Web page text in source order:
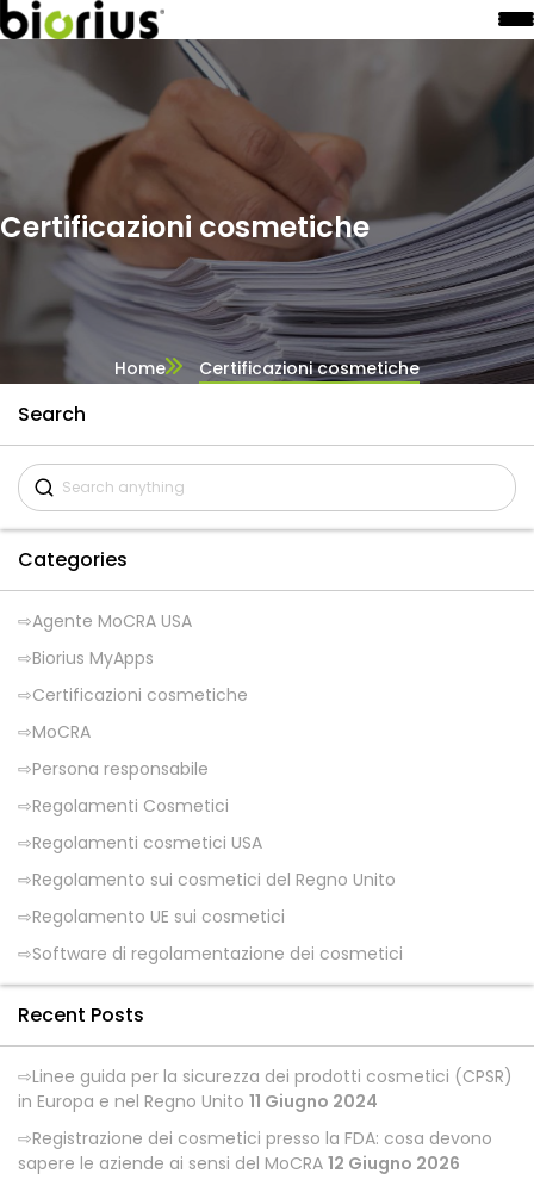
Certificazioni cosmetiche
Home Certificazioni cosmetiche
Search
Categories
Agente MoCRA USA
Biorius MyApps
Certificazioni cosmetiche
MoCRA
Persona responsabile
Regolamenti Cosmetici
Regolamenti cosmetici USA
Regolamento sui cosmetici del Regno Unito
Regolamento UE sui cosmetici
Software di regolamentazione dei cosmetici
Recent Posts
Linee guida per la sicurezza dei prodotti cosmetici (CPSR)
in Europa e nel Regno Unito 11 Giugno 2024
Registrazione dei cosmetici presso la FDA: cosa devono
sapere le aziende ai sensi del MoCRA 12 Giugno 2026